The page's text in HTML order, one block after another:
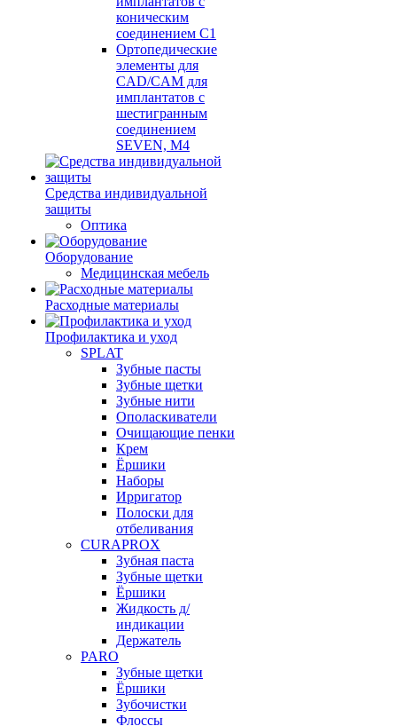
коническим
соединением С1
Ортопедические
элементы для
CAD/CAM для
имплантатов с
шестигранным
соединением
SEVEN, М4
Средства индивидуальной
защиты
Оптика
Оборудование
Медицинская мебель
Расходные материалы
Профилактика и уход
SPLAT
Зубные пасты
Зубные щетки
Зубные нити
Ополаскиватели
Очищающие пенки
Крем
Ёршики
Наборы
Ирригатор
Полоски для
отбеливания
CURAPROX
Зубная паста
Зубные щетки
Ёршики
Жидкость д/
индикации
Держатель
PARO
Зубные щетки
Ёршики
Зубочистки
Флоссы